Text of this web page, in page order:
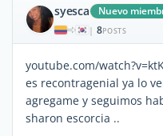
syesca Nuevo
| 8POSTS
youtube.com/
es recontragenial ya lo
agregame y seguimos
sharon escorcia ..